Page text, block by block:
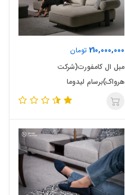
210,000,000 تومان
مبل ال کامفورت(شرکت
هرواک)برسام لیدوما